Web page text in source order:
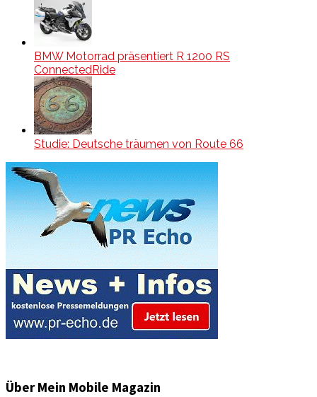
BMW Motorrad präsentiert R 1200 RS
ConnectedRide
Studie: Deutsche träumen von Route 66
Über Mein Mobile Magazin